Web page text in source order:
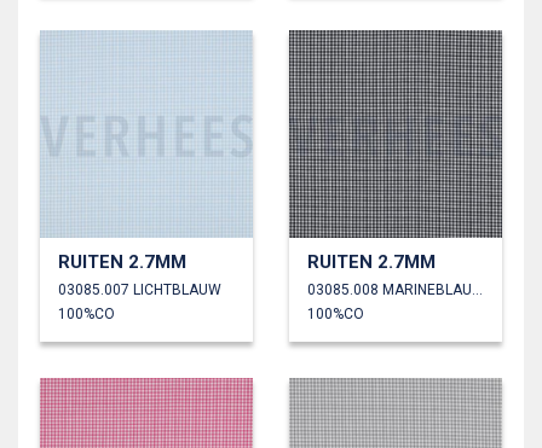
RUITEN 2.7MM
03085.007 LICHTBLAUW
100%CO
RUITEN 2.7MM
03085.008 MARINEBLAUW
100%CO